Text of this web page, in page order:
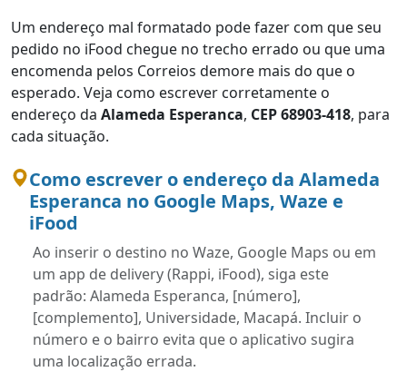
Um endereço mal formatado pode fazer com que seu
pedido no iFood chegue no trecho errado ou que uma
encomenda pelos Correios demore mais do que o
esperado. Veja como escrever corretamente o
endereço da Alameda Esperanca, CEP 68903-418, para
cada situação.
Como escrever o endereço da Alameda
Esperanca no Google Maps, Waze e
iFood
Ao inserir o destino no Waze, Google Maps ou em
um app de delivery (Rappi, iFood), siga este
padrão: Alameda Esperanca, [número],
[complemento], Universidade, Macapá. Incluir o
número e o bairro evita que o aplicativo sugira
uma localização errada.